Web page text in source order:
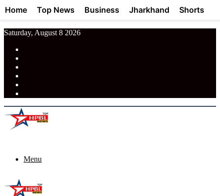
Saturday, August 8 2026
Menu
Home Top News Business Jharkhand Shorts